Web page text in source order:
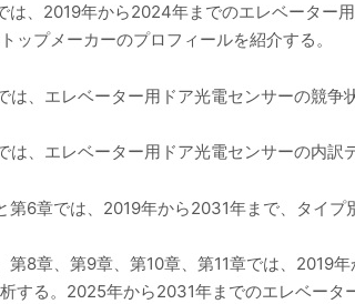
は、2019年から2024年までのエレベーター
ップメーカーのプロフィールを紹介する。
は、エレベーター用ドア光電センサーの競争
は、エレベーター用ドア光電センサーの内訳
第6章では、2019年から2031年まで、タイプ
第8章、第9章、第10章、第11章では、2019
する。2025年から2031年までのエレベータ